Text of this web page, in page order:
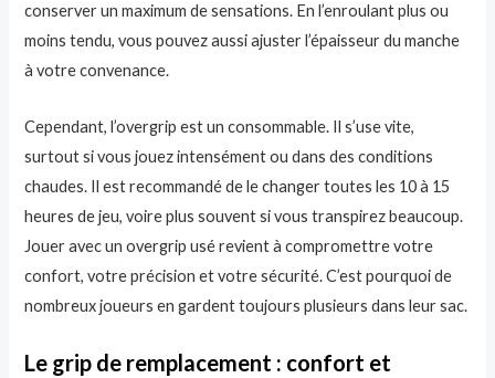
conserver un maximum de sensations. En l’enroulant plus ou
moins tendu, vous pouvez aussi ajuster l’épaisseur du manche
à votre convenance.
Cependant, l’overgrip est un consommable. Il s’use vite,
surtout si vous jouez intensément ou dans des conditions
chaudes. Il est recommandé de le changer toutes les 10 à 15
heures de jeu, voire plus souvent si vous transpirez beaucoup.
Jouer avec un overgrip usé revient à compromettre votre
confort, votre précision et votre sécurité. C’est pourquoi de
nombreux joueurs en gardent toujours plusieurs dans leur sac.
Le grip de remplacement : confort et